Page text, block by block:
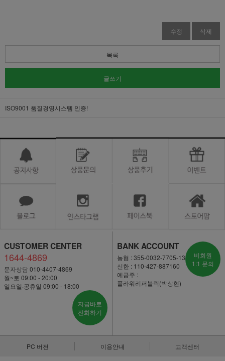
수정 삭제
목록
글쓰기
ISO9001 품질경영시스템 인증!
CUSTOMER CENTER
1644-4869
문자상담 010-4407-4869
월~토 09:00 - 20:00
일요일·공휴일 09:00 - 18:00
지금바로
전화하기
BANK ACCOUNT
농협 : 355-0032-7705-13
신한 : 110-427-887160
예금주 :
플라워리퍼블릭(박상현)
비회원
1:1 문의
PC 버전 이용안내 고객센터